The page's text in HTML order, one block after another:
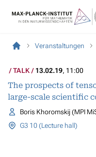
Veranstaltungen
TALK 13.02.19, 11:00
The prospects of
large-scale scientific
Boris Khoromskij (MPI
G3 10 (Lecture hall)